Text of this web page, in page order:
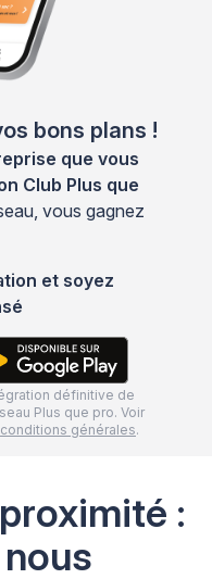
bons plans !
que vous
Club Plus que
vous gagnez
et soyez
définitive de
Plus que pro. Voir
conditions générales.
: